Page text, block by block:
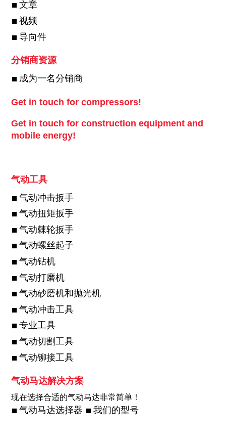
文章
视频
导向件
分销商资源
成为一名分销商
Get in touch for compressors!
Get in touch for construction equipment and
mobile energy!
气动工具
气动冲击扳手
气动扭矩扳手
气动棘轮扳手
气动螺丝起子
气动钻机
气动打磨机
气动砂磨机和抛光机
气动冲击工具
专业工具
气动切割工具
气动铆接工具
气动马达解决方案
现在选择合适的气动马达非常简单！
气动马达选择器 我们的型号